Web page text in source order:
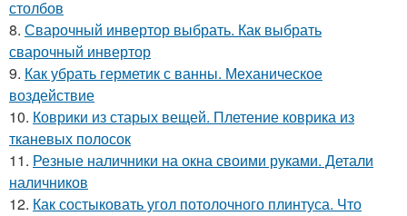
столбов
8. Сварочный инвертор выбрать. Как выбрать
сварочный инвертор
9. Как убрать герметик с ванны. Механическое
воздействие
10. Коврики из старых вещей. Плетение коврика из
тканевых полосок
11. Резные наличники на окна своими руками. Детали
наличников
12. Как состыковать угол потолочного плинтуса. Что